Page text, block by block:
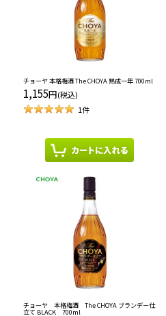
チョーヤ 本格梅酒 The CHOYA 熟成一年 700ml
1,155円(税込)
1件
チョーヤ 本格梅酒 The CHOYA ブランデー仕
立て BLACK 700ml